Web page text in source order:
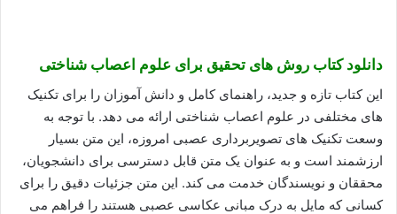
دانلود کتاب روش های تحقیق برای علوم اعصاب شناختی
این کتاب تازه و جدید، راهنمای کامل و دانش آموزان را برای تکنیک
های مختلفی در علوم اعصاب شناختی ارائه می دهد. با توجه به
وسعت تکنیک های تصویربرداری عصبی امروزه، این متن بسیار
ارزشمند است و به عنوان یک متن قابل دسترسی برای دانشجویان،
محققان و نویسندگان خدمت می کند. این متن جزئیات دقیق را برای
کسانی که مایل به درک مبانی عکاسی عصبی هستند را فراهم می